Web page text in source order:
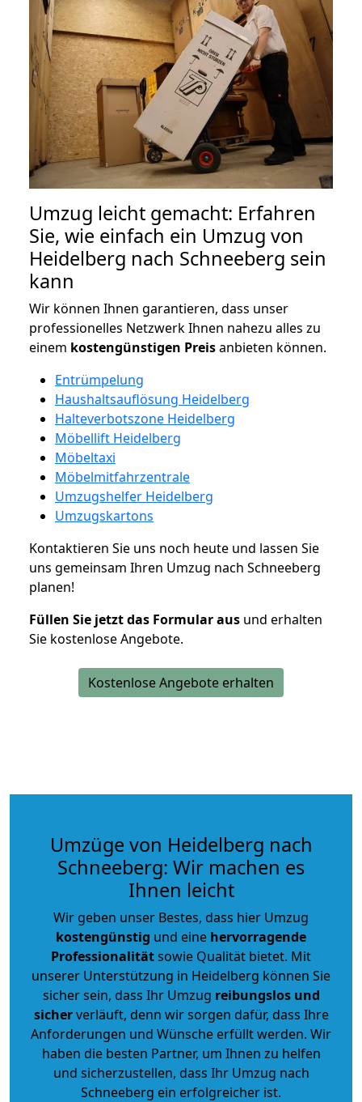
Umzug leicht gemacht: Erfahren
Sie, wie einfach ein Umzug von
Heidelberg nach Schneeberg sein
kann
Wir können Ihnen garantieren, dass unser
professionelles Netzwerk Ihnen nahezu alles zu
einem kostengünstigen Preisanbieten können.
Entrümpelung
Haushaltsauflösung Heidelberg
Halteverbotszone Heidelberg
Möbellift Heidelberg
Möbeltaxi
Möbelmitfahrzentrale
Umzugshelfer Heidelberg
Umzugskartons
Kontaktieren Sie uns noch heute und lassen Sie
uns gemeinsam Ihren Umzug nach Schneeberg
planen!
Füllen Sie jetzt das Formular aus und erhalten
Sie kostenlose Angebote.
Kostenlose Angebote erhalten
Umzüge von Heidelberg nach
Schneeberg: Wir machen es
Ihnen leicht
Wir geben unser Bestes, dass hier Umzug
kostengünstig und eine hervorragende
Professionalitätsowie Qualität bietet. Mit
unserer Unterstützung in Heidelberg können Sie
sicher sein, dass Ihr Umzug reibungslos und
sicherverläuft, denn wir sorgen dafür, dass Ihre
Anforderungen und Wünsche erfüllt werden. Wir
haben die besten Partner, um Ihnen zu helfen
und sicherzustellen, dass Ihr Umzug nach
Schneeberg ein erfolgreicher ist.